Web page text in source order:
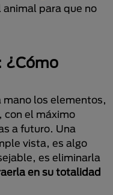
para que no
¿Cómo
los elementos,
con el máximo
a futuro. Una
vista, es algo
es eliminarla
en su totalidad